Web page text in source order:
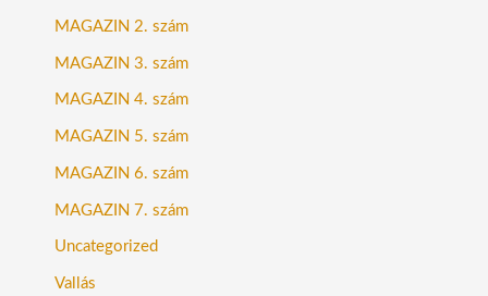
MAGAZIN 2. szám
MAGAZIN 3. szám
MAGAZIN 4. szám
MAGAZIN 5. szám
MAGAZIN 6. szám
MAGAZIN 7. szám
Uncategorized
Vallás